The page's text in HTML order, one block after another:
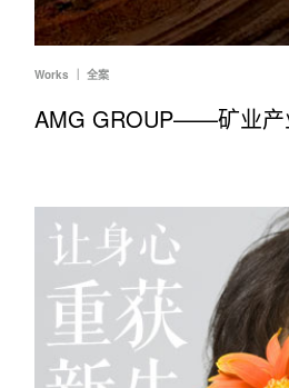
Works ｜ 全案
AMG GROUP——矿业产